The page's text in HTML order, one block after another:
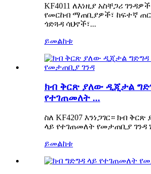
KF4011 ለእነዚያ አስቸጋሪ
የመርከብ ማጠቢያዎች፣ ከፍተኛ
ጎድጓዳ ሳህኖች፣...
ይመልከቱ
ክብ ቅርጽ ያለው ዲጂታል
የተገጠመለት ...
ስለ KF4207 እንነጋገር። ክብ
ላይ የተገጠመለት የመታጠቢያ ገንዳ
ይመልከቱ